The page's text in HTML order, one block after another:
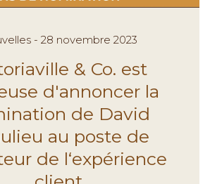
- 28 novembre 2023
& Co. est
d'annoncer la
de David
au poste de
de l‘expérience